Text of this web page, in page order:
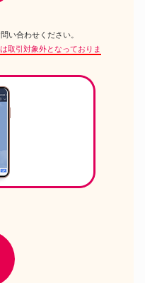
ベンジャ
ぬいぐる
キキ ラ
ズ 1976
小物入れ
ョン
ぬいぐ
コ ねこ キ
ー マイ
ポチャッ
ーデザイ
ディ
い合わせください。
取引対象外となっておりま